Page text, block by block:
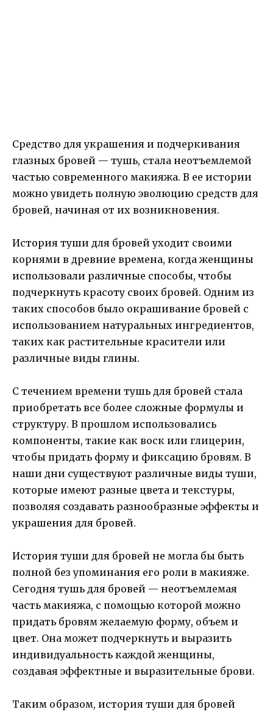
Средство для украшения и подчеркивания
глазных бровей — тушь, стала неотъемлемой
частью современного макияжа. В ее истории
можно увидеть полную эволюцию средств для
бровей, начиная от их возникновения.
История туши для бровей уходит своими
корнями в древние времена, когда женщины
использовали различные способы, чтобы
подчеркнуть красоту своих бровей. Одним из
таких способов было окрашивание бровей с
использованием натуральных ингредиентов,
таких как растительные красители или
различные виды глины.
С течением времени тушь для бровей стала
приобретать все более сложные формулы и
структуру. В прошлом использовались
компоненты, такие как воск или глицерин,
чтобы придать форму и фиксацию бровям. В
наши дни существуют различные виды туши,
которые имеют разные цвета и текстуры,
позволяя создавать разнообразные эффекты и
украшения для бровей.
История туши для бровей не могла бы быть
полной без упоминания его роли в макияже.
Сегодня тушь для бровей — неотъемлемая
часть макияжа, с помощью которой можно
придать бровям желаемую форму, объем и
цвет. Она может подчеркнуть и выразить
индивидуальность каждой женщины,
создавая эффектные и выразительные брови.
Таким образом, история туши для бровей